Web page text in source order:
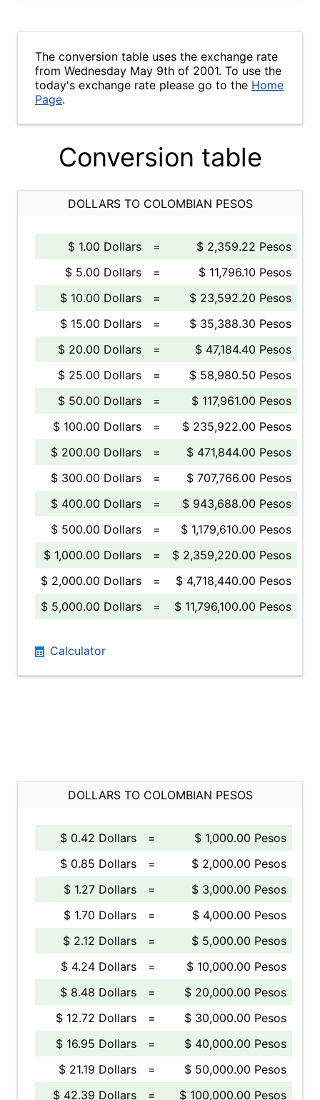
The conversion table uses the exchange rate
from Wednesday May 9th of 2001. To use the
today's exchange rate please go to the Home
Page.
Conversion table
DOLLARS TO COLOMBIAN PESOS
$ 1.00 Dollars =
$ 2,359.22 Pesos
$ 5.00 Dollars
=
$ 11,796.10 Pesos
$ 10.00 Dollars
=
$ 23,592.20 Pesos
$ 15.00 Dollars
=
$ 35,388.30 Pesos
$ 20.00 Dollars
=
$ 47,184.40 Pesos
$ 25.00 Dollars
=
$ 58,980.50 Pesos
$ 50.00 Dollars
=
$ 117,961.00 Pesos
$ 100.00 Dollars
=
$ 235,922.00 Pesos
$ 200.00 Dollars
=
$ 471,844.00 Pesos
$ 300.00 Dollars
=
$ 707,766.00 Pesos
$ 400.00 Dollars
=
$ 943,688.00 Pesos
$ 500.00 Dollars
=
$ 1,179,610.00 Pesos
$ 1,000.00 Dollars
=
$ 2,359,220.00 Pesos
$ 2,000.00 Dollars
=
$ 4,718,440.00 Pesos
$ 5,000.00 Dollars
= $ 11,796,100.00 Pesos
Calculator
DOLLARS TO COLOMBIAN PESOS
$ 0.42 Dollars =
$ 1,000.00 Pesos
$ 0.85 Dollars
=
$ 2,000.00 Pesos
$ 1.27 Dollars
=
$ 3,000.00 Pesos
$ 1.70 Dollars
=
$ 4,000.00 Pesos
$ 2.12 Dollars
=
$ 5,000.00 Pesos
$ 4.24 Dollars
=
$ 10,000.00 Pesos
$ 8.48 Dollars
=
$ 20,000.00 Pesos
$ 12.72 Dollars
=
$ 30,000.00 Pesos
$ 16.95 Dollars
=
$ 40,000.00 Pesos
$ 21.19 Dollars
=
$ 50,000.00 Pesos
$ 42.39 Dollars
= $ 100,000.00 Pesos